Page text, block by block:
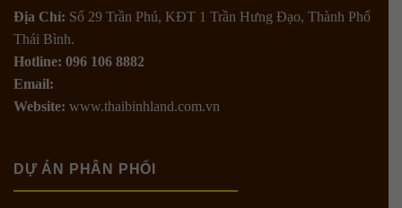
Địa Chỉ: Số 29 Trần Phú, KĐT 1 Trần Hưng Đạo, Thành Phố
Thái Bình.
Hotline: 096 106 8882
Email:
Website: www.thaibinhland.com.vn
DỰ ÁN PHÂN PHỐI